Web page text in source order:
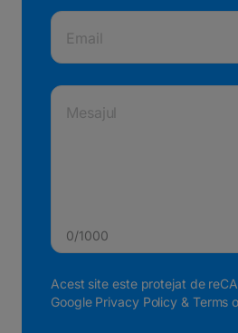
Email
Mesajul
0/1000
Acest site este protejat de
Google Privacy Policy & Terms